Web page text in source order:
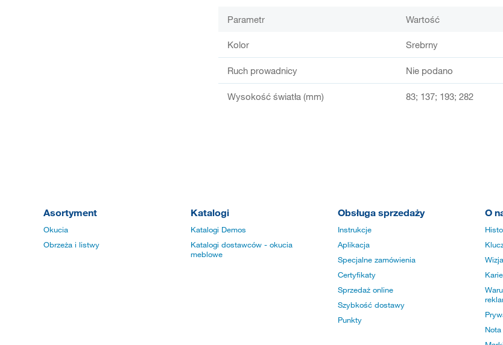
Parametr Wartość
Kolor Srebrny
Ruch prowadnicy Nie podano
Wysokość światła (mm) 83; 137; 193; 282
Asortyment
Okucia
Obrzeża i listwy
Katalogi
Katalogi Demos
Katalogi dostawców - okucia
meblowe
Obsługa sprzedaży
Instrukcje
Aplikacja
Specjalne zamówienia
Certyfikaty
Sprzedaż online
Szybkość dostawy
Punkty
O